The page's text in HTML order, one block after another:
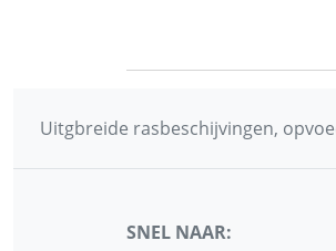
Uitgbreide rasbeschijvingen,
SNEL NAAR: